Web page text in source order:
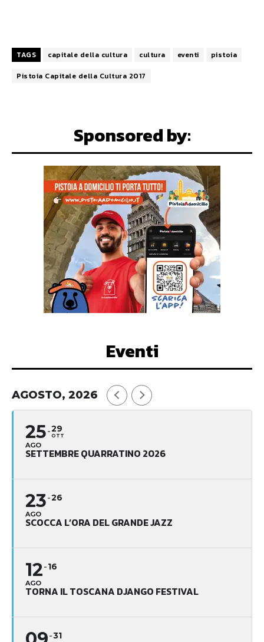
TAGS capitale della cultura cultura eventi
pistoia
Pistoia Capitale della Cultura 2017
Sponsored by:
Eventi
AGOSTO, 2026
25
AGO
29
OTT
SETTEMBRE QUARRATINO 2026
23
AGO
26
SCOCCA L’ORA DEL GRANDE JAZZ
12
AGO
16
TORNA IL TOSCANA DJANGO FESTIVAL
31